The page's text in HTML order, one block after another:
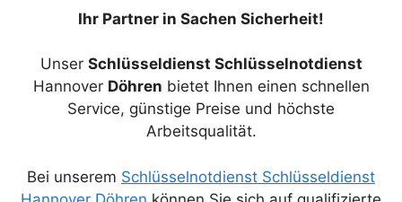
Ihr Partner in Sachen Sicherheit!
Unser Schlüsseldienst Schlüsselnotdienst
Hannover Döhren bietet Ihnen einen schnellen
Service, günstige Preise und höchste
Arbeitsqualität.
Bei unserem Schlüsselnotdienst Schlüsseldienst